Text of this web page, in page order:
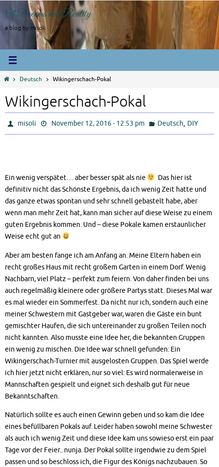
to
content
Of Dreams and Reality
a blog by misoli
HomeDeutsch Wikingerschach-Pokal
Wikingerschach-Pokal
misoli November 12, 2016 - 12:53 pm Deutsch, DIY
Ein wenig verspätet… aber besser spät als nie
Das hier ist
definitiv nicht das Schönste Ergebnis, da ich wenig Zeit hatte und
das ganze etwas spontan und sehr schnell gebastelt habe, aber
wenn man mehr Zeit hat, kann man sicher auf diese Weise zu einem
guten Ergebnis kommen. Und – diese Pokale kamen erstaunlicher
Weise echt gut an
Aber am besten fange ich am Anfang an. Meine Eltern haben ein
recht großes Haus mit recht großem Garten in einem Dorf. Wenig
Nachbarn, viel Platz – perfekt zum feiern. Von daher finden bei uns
auch regelmäßig kleinere oder größere Partys statt. Dieses Mal war
es mal wieder ein Sommerfest. Da nicht nur ich, sondern auch eine
meiner Schwestern mit Gastgeber war, waren die Gäste ein bunt
gemischter Haufen, die sich untereinander zu großen Teilen noch
nicht kannten. Also musste eine Idee her, die bekannten Gruppen
ein wenig zu mischen. Die Idee war schnell gefunden: Ein
Wikingerschach-Turnier mit ausgelosten Gruppen. Das Spiel werde
ich hier jetzt nicht erklären, nur so viel: Es wird normalerweise in
Mannschaften gespielt und eignet sich deshalb gut für neue
Bekanntschaften.
Natürlich sollte es auch einen Gewinn geben und so kam die Idee
eines befüllbaren Pokals auf. Leider haben sowohl meine Schwester
als auch ich wenig Zeit und diese Idee kam uns sowieso erst ein paar
Tage vor der Feier.. nunja. Der Pokal sollte irgendwie zu dem Spiel
passen und so beschloss ich, die Figur des Königs nachzubauen. So